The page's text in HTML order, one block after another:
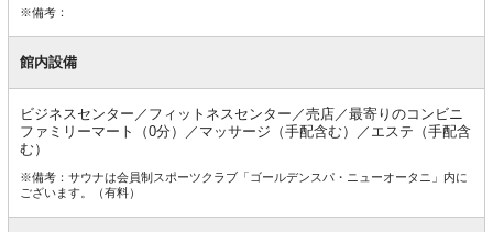
※備考：
館内設備
ビジネスセンター／フィットネスセンター／売店／最寄りのコンビニ
ファミリーマート（0分）／マッサージ（手配含む）／エステ（手配含
む）
※備考：サウナは会員制スポーツクラブ「ゴールデンスパ・ニューオータニ」内に
ございます。（有料）